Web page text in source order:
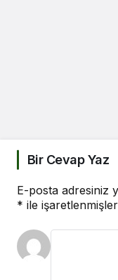
Bir Cevap Yaz
E-posta adresiniz
* ile